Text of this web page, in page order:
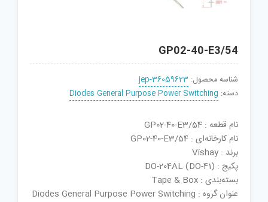
GP02-40-E3/54
شناسه محصول: jep-36059623
دسته: Diodes General Purpose Power Switching
نام قطعه : GP02-40-E3/54
نام کارخانه‌ای : GP02-40-E3/54
برند : Vishay
پکیج : DO-204AL (DO-41)
بسته‌بندی : Tape & Box
عنوان گروه : Diodes General Purpose Power Switching